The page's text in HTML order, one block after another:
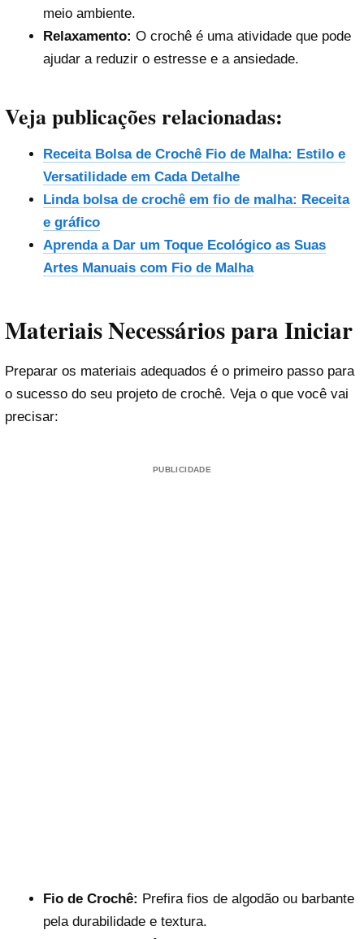
meio ambiente.
Relaxamento: O crochê é uma atividade que pode
ajudar a reduzir o estresse e a ansiedade.
Veja publicações relacionadas:
Receita Bolsa de Crochê Fio de Malha: Estilo e
Versatilidade em Cada Detalhe
Linda bolsa de crochê em fio de malha: Receita
e gráfico
Aprenda a Dar um Toque Ecológico as Suas
Artes Manuais com Fio de Malha
Materiais Necessários para Iniciar
Preparar os materiais adequados é o primeiro passo para
o sucesso do seu projeto de crochê. Veja o que você vai
precisar:
PUBLICIDADE
Fio de Crochê: Prefira fios de algodão ou barbante
pela durabilidade e textura.